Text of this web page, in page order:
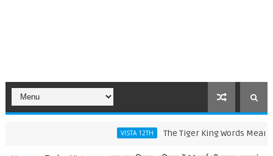
The Tiger King Words Meaning and